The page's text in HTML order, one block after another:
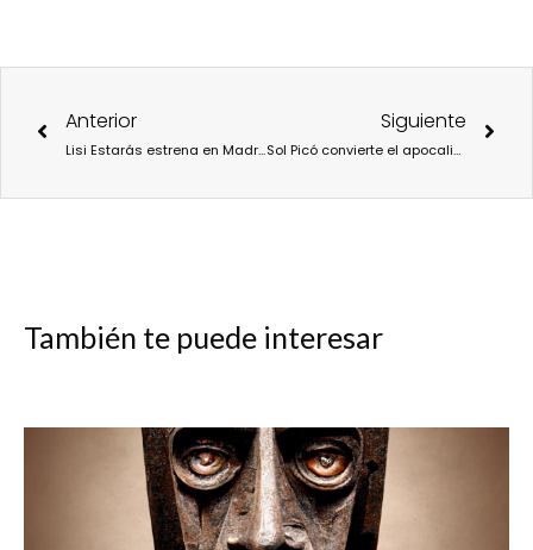
Anterior
Lisi Estarás estrena en Madrid ‘#THISISBEAUTY’: la edad como belleza, cuerpo y pensamiento
Siguiente
Sol Picó convierte el apocalipsis en cabaret interior con ‘La Cordero y su ejército’ en Teatros del Canal
También te puede interesar